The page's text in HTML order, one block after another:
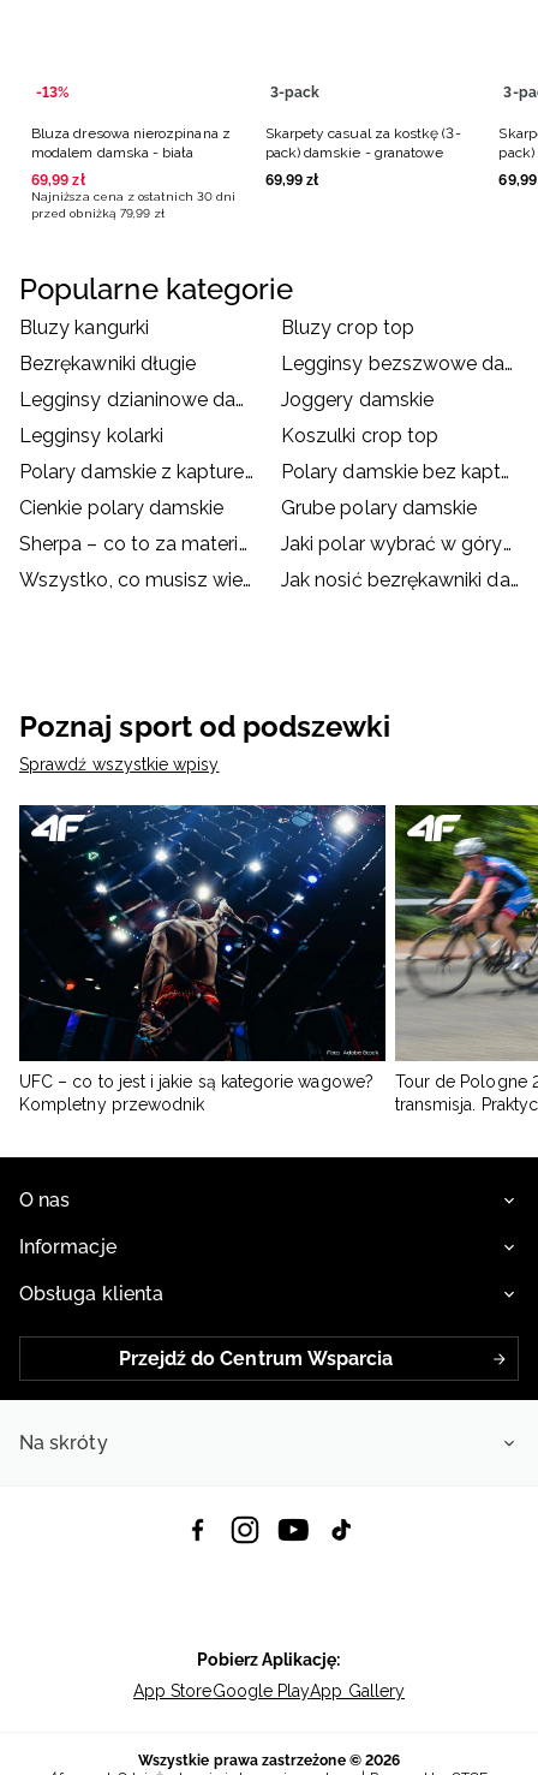
-13%
Bluza dresowa nierozpinana z
modalem damska - biała
69,99 zł
Najniższa cena z ostatnich 30 dni
przed obniżką 79,99 zł
3-pack
Skarpety casual za kostkę (3-
pack) damskie - granatowe
69,99 zł
3-
69,99
Popularne kategorie
Bluzy kangurki
Bluzy crop top
Bezrękawniki długie
Legginsy bezszwowe damskie
Legginsy dzianinowe damskie
Joggery damskie
Legginsy kolarki
Koszulki crop top
Polary damskie z kapturem
Polary damskie bez kaptura
Cienkie polary damskie
Grube polary damskie
Sherpa – co to za materiał? Zalety polaru sherpa
Jaki polar wybrać w góry? Jaki polar na trekking?
Wszystko, co musisz wiedzieć o polarze
Jak nosić bezrękawniki damskie?
Poznaj sport od podszewki
Sprawdź wszystkie wpisy
UFC – co to jest i jakie są kategorie wagowe?
Kompletny przewodnik
Tour de Pologne
transmisja.
O nas
Informacje
Obsługa klienta
Przejdź do Centrum Wsparcia
Na skróty
Pobierz Aplikację:
App StoreGoogle PlayApp Gallery
Wszystkie prawa zastrzeżone © 2026